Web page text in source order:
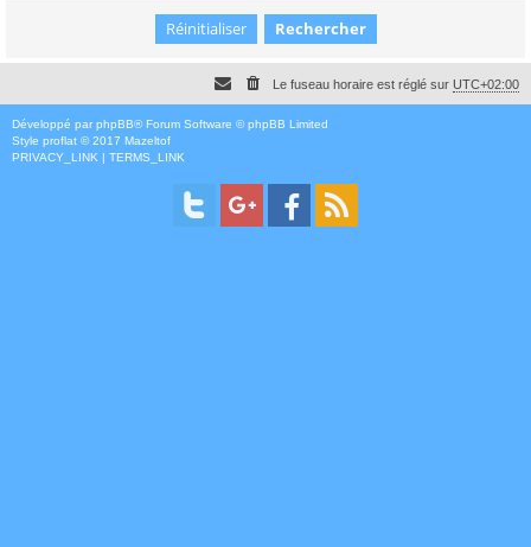
Le fuseau horaire est réglé sur UTC+02:00
Développé par phpBB® Forum Software © phpBB Limited
Style proflat © 2017 Mazeltof
PRIVACY_LINK
TERMS_LINK